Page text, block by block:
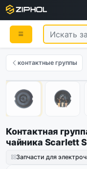
контактные группы
Контактная
чайника Scarlett
Запчасти для